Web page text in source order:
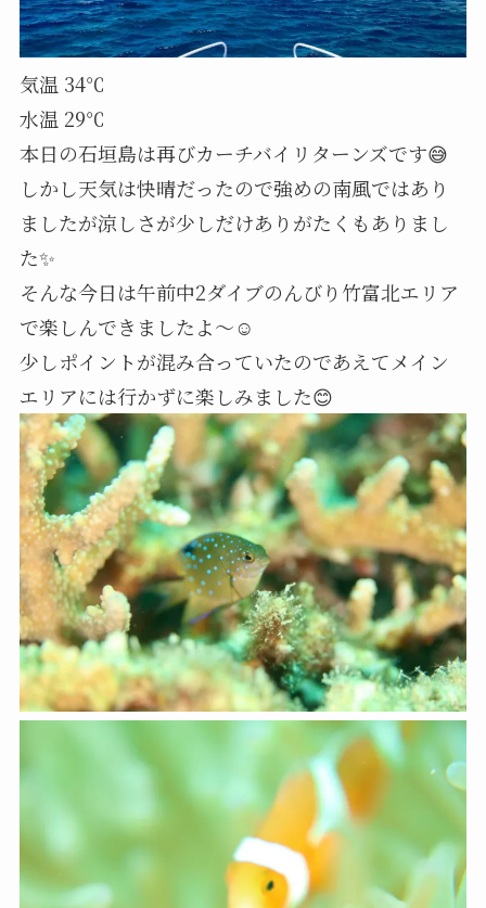
気温 34℃
水温 29℃
本日の石垣島は再びカーチバイリターンズです😅
しかし天気は快晴だったので強めの南風ではあり
ましたが涼しさが少しだけありがたくもありまし
た✨
そんな今日は午前中2ダイブのんびり竹富北エリア
で楽しんできましたよ～☺️
少しポイントが混み合っていたのであえてメイン
エリアには行かずに楽しみました😊